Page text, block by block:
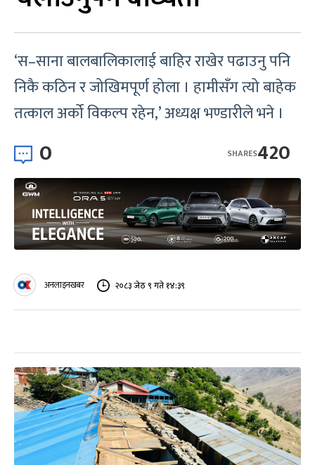
‘स–साना बालबालिकालाई बाहिर राखेर पढाउनु पनि
निकै कठिन र जोखिमपूर्ण होला । हामीसँग त्यो बाहेक
तत्काल अर्को विकल्प रहेन,’ अध्यक्ष भण्डारीले भने ।
0 420
SHARES
अनलाइनखबर २०८३ जेठ ९ गते १४:३९